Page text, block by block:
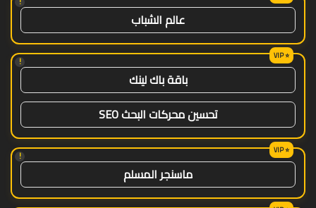
عالم الشباب
!
باقة باك لينك
تحسين محركات البحث SEO
!
ماسنجر المسلم